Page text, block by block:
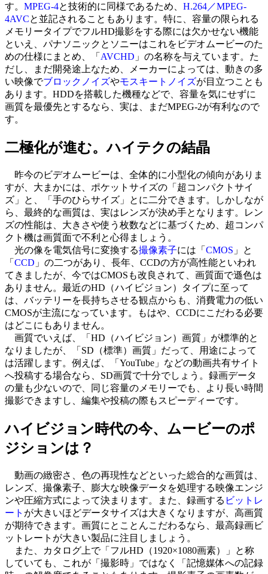
す。 MPEG-4と技術的に同様であるため、 H.264／MPEG-
4AVCと並記されることもあります。特に、容量の限られる
メモリータイプでフルHD撮影をする際には欠かせない機能
といえ、パナソニックとソニーはこれをビデオムービーのた
めの仕様にまとめ、「 AVCHD 」の名称を与えています。た
だし、まだ開発途上なため、メーカーによっては、動きの多
い映像でブロックノイズやモスキートノイズが目立つことも
あります。HDDを搭載した機種などで、容量を気にせずに
画質を最優先とするなら、実は、まだMPEG-2が有利なので
す。
二極化が進む。ハイテクの結晶
昨今のビデオムービーは、全体的に小型化の傾向がありま
すが、大まかには、ポケットサイズの「超コンパクトサイ
ズ」と、「手のひらサイズ」とに二分できます。しかしなが
ら、最終的な画質は、実はレンズが決め手となります。レン
ズの性能は、大きさや使う枚数などに基づくため、超コンパ
クト機は画質面で不利と心得ましょう。
光の像を電気信号に変換する撮像素子には「 CMOS 」と
「 CCD 」の二つがあり、長年、CCDの方が高性能といわれ
てきましたが、今ではCMOSも改良されて、画質面で遜色は
ありません。最近のHD（ハイビジョン）タイプに至って
は、バッテリーを長持ちさせる観点からも、消費電力の低い
CMOSが主流になっています。もはや、CCDにこだわる必要
はどこにもありません。
画質でいえば、「HD（ハイビジョン）画質」が標準的と
なりましたが、「SD（標準）画質」だって、用途によって
は活躍します。例えば、「YouTube」などの動画共有サイト
へ投稿する場合なら、SD画質で十分でしょう。録画データ
の量も少ないので、同じ容量のメモリーでも、より長い時間
撮影できますし、編集や投稿の際もスピーディーです。
ハイビジョン時代の今、ムービーのポ
ジションは？
動画の緻密さ、色の再現性などといった総合的な画質は、
レンズ、撮像素子、膨大な映像データを処理する映像エンジ
ンや圧縮方式によって決まります。また、録画する ビットレ
ート が大きいほどデータサイズは大きくなりますが、高画質
が期待できます。画質にとことんこだわるなら、最高録画ビ
ットレートが大きい製品に注目しましょう。
また、カタログ上で「フルHD（1920×1080画素）」と称
していても、これが「撮影時」ではなく「記憶媒体への記録